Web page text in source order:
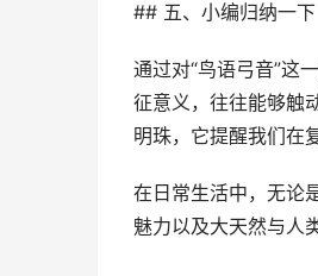
## 五、小编归纳一下
通过对“鸟语弓音”这
征意义，往往能够触
明珠，它提醒我们在
在日常生活中，无论
魅力以及大天然与人